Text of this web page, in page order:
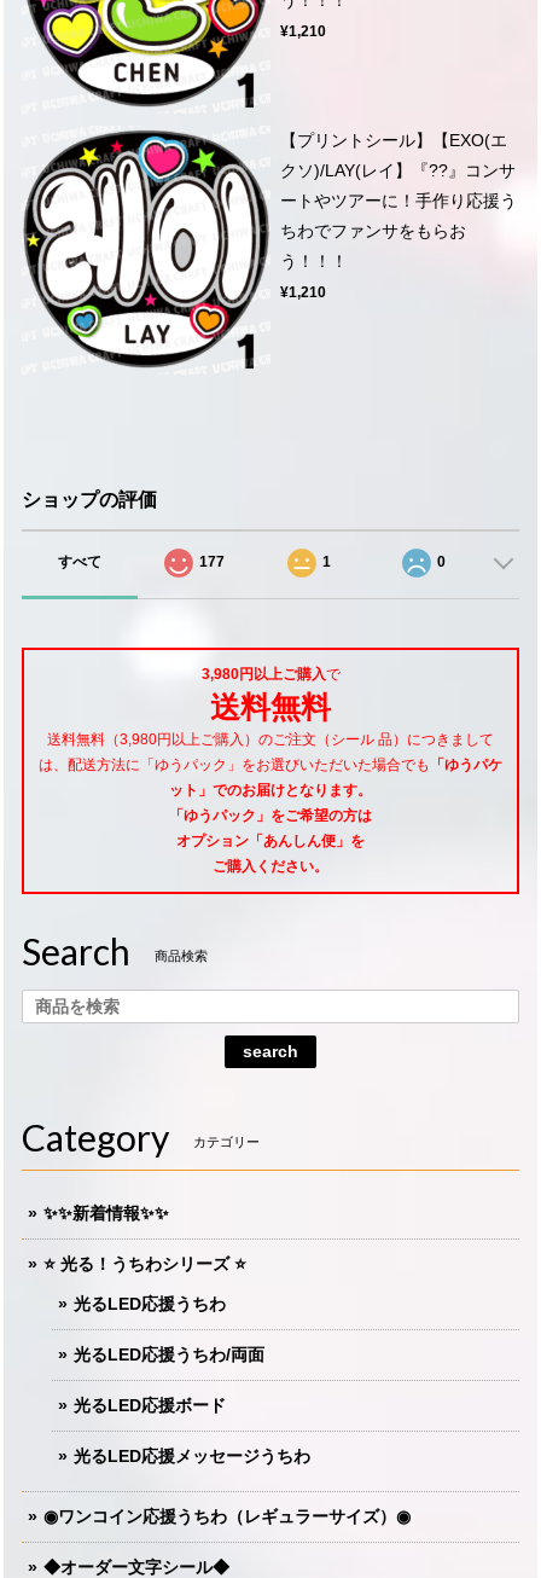
¥1,210
【プリントシール】【EXO(エ
クソ)/LAY(レイ】『??』コンサ
ートやツアーに！手作り応援う
ちわでファンサをもらお
う！！！
¥1,210
ショップの評価
すべて 177 1 0
3,980円以上ご購入で
送料無料
送料無料（3,980円以上ご購入）のご注文（シール 品）につきまして
は、配送方法に「ゆうパック」をお選びいただいた場合でも
「ゆうパケ
ット」でのお届けとなります。
「ゆうパック」をご希望の方は
オプション「あんしん便」 を
ご購入ください。
Search 商品検索
search
Category カテゴリー
✨✨新着情報✨✨
⭐️ 光る！うちわシリーズ ⭐️
光るLED応援うちわ
光るLED応援うちわ/両面
光るLED応援ボード
光るLED応援メッセージうちわ
◉ワンコイン応援うちわ（レギュラーサイズ）◉
◆オーダー文字シール◆